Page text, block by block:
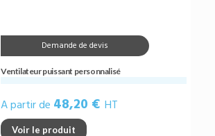
Demande de devis
Ventilateur puissant personnalisé
A partir de 48,20 € HT
Voir le produit